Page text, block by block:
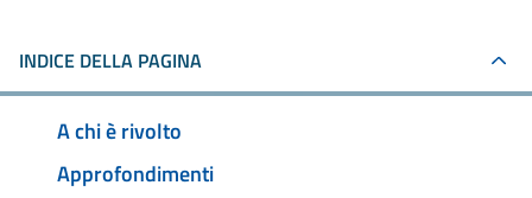
INDICE DELLA PAGINA
A chi è rivolto
Approfondimenti